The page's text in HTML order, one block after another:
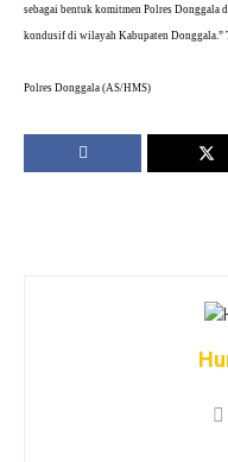
sebagai bentuk komitmen Polres Donggala
kondusif di wilayah Kabupaten Donggala.”
Polres Donggala (AS/HMS)